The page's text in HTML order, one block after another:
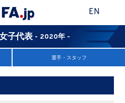
EN
子代表 - 2020年 -
選手・スタッフ